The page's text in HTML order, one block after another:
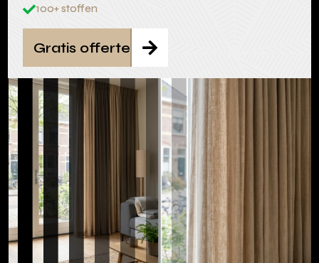
100+ stoffen

Gratis offerte